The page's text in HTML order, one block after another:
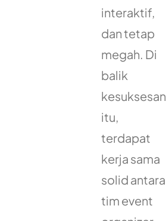
interaktif,
dan tetap
megah. Di
balik
kesuksesan
itu,
terdapat
kerja sama
solid antara
tim event